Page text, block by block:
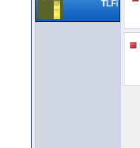
TLFi